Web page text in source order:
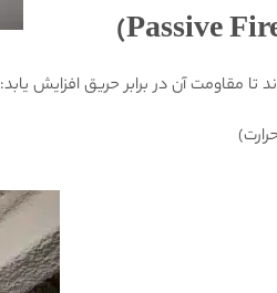
مقاومت آن در برابر حریق افزایش یابد: